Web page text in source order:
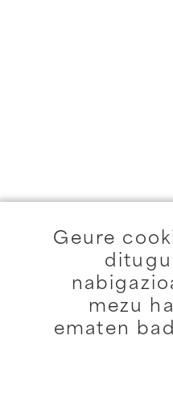
Geure
mezu
ematen